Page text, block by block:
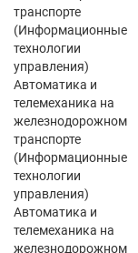
транспорте
(Информационные
технологии
управления)
Автоматика и
телемеханика на
железнодорожном
транспорте
(Информационные
технологии
управления)
Автоматика и
телемеханика на
железнодорожном